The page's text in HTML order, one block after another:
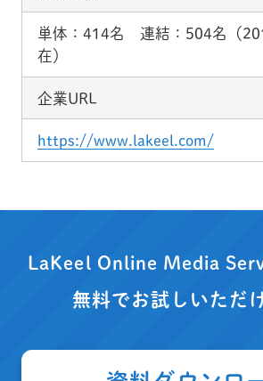
単体：414名 連結：504名（
在）
企業URL
https://www.lakeel.com/
LaKeel Online Media
無料でお試しいただ